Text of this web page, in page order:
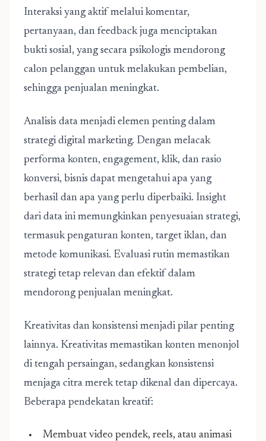
Interaksi yang aktif melalui komentar,
pertanyaan, dan feedback juga menciptakan
bukti sosial, yang secara psikologis mendorong
calon pelanggan untuk melakukan pembelian,
sehingga penjualan meningkat.
Analisis data menjadi elemen penting dalam
strategi digital marketing. Dengan melacak
performa konten, engagement, klik, dan rasio
konversi, bisnis dapat mengetahui apa yang
berhasil dan apa yang perlu diperbaiki. Insight
dari data ini memungkinkan penyesuaian strategi,
termasuk pengaturan konten, target iklan, dan
metode komunikasi. Evaluasi rutin memastikan
strategi tetap relevan dan efektif dalam
mendorong penjualan meningkat.
Kreativitas dan konsistensi menjadi pilar penting
lainnya. Kreativitas memastikan konten menonjol
di tengah persaingan, sedangkan konsistensi
menjaga citra merek tetap dikenal dan dipercaya.
Beberapa pendekatan kreatif:
Membuat video pendek, reels, atau animasi